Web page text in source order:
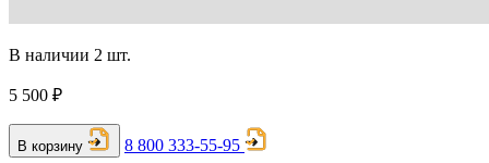
В наличии 2 шт.
5 500 ₽
В корзину 8 800 333-55-95